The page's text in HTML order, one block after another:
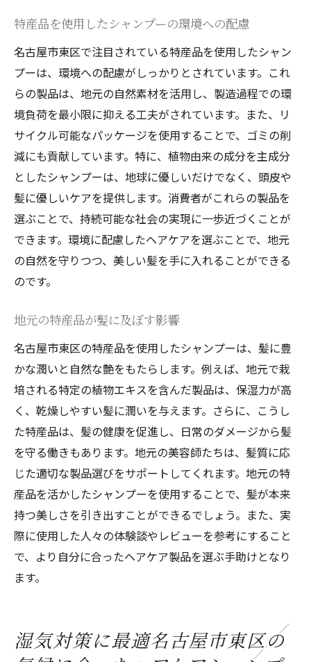
消費者の声を反映したシャンプーの進化
地元の意見を取り入れた新製品
東区のユーザーが支持する理由
顧客満足度を高めるシャンプーの選び方
フィードバックを通じたシャンプーの進化
名古屋市東区の特有の気候に対応したしっとり
仕上がりのシャンプー紹介
気候に合ったシャンプーで髪を守る方法
しっとり仕上がりを実現するシャンプーの
成分
冬の乾燥に負けないシャンプーの選び方
気候に適したヘアケアテクニック
名古屋市東区で人気のしっとりシャンプー
名古屋市東区の自然素材を活かしたヘアケアシ
ャンプーの選び方ガイド
自然素材がもたらすヘアケアの効果
環境に優しいシャンプー選びのポイント
名古屋市東区発の自然派シャンプーの特徴
自然素材を活かした製品の選び方
地元の素材を使ったシャンプーの利点
自然派シャンプーで髪に健康を取り戻す方
法
特産品を使用したシャンプーの環境への配慮
名古屋市東区で注目されている特産品を使用したシャン
プーは、環境への配慮がしっかりとされています。これ
らの製品は、地元の自然素材を活用し、製造過程での環
境負荷を最小限に抑える工夫がされています。また、リ
サイクル可能なパッケージを使用することで、ゴミの削
減にも貢献しています。特に、植物由来の成分を主成分
としたシャンプーは、地球に優しいだけでなく、頭皮や
髪に優しいケアを提供します。消費者がこれらの製品を
選ぶことで、持続可能な社会の実現に一歩近づくことが
できます。環境に配慮したヘアケアを選ぶことで、地元
の自然を守りつつ、美しい髪を手に入れることができる
のです。
地元の特産品が髪に及ぼす影響
名古屋市東区の特産品を使用したシャンプーは、髪に豊
かな潤いと自然な艶をもたらします。例えば、地元で栽
培される特定の植物エキスを含んだ製品は、保湿力が高
く、乾燥しやすい髪に潤いを与えます。さらに、こうし
た特産品は、髪の健康を促進し、日常のダメージから髪
を守る働きもあります。地元の美容師たちは、髪質に応
じた適切な製品選びをサポートしてくれます。地元の特
産品を活かしたシャンプーを使用することで、髪が本来
持つ美しさを引き出すことができるでしょう。また、実
際に使用した人々の体験談やレビューを参考にすること
で、より自分に合ったヘアケア製品を選ぶ手助けとなり
ます。
湿気対策に最適名古屋市東区の